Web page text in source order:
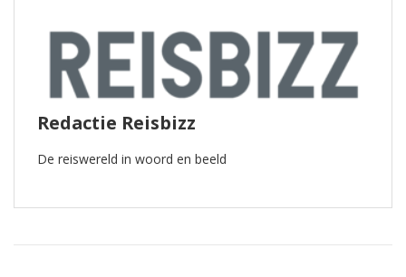
Redactie Reisbizz
De reiswereld in woord en beeld